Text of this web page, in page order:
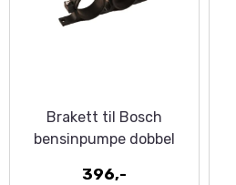
Brakett til Bosch
bensinpumpe dobbel
396,-